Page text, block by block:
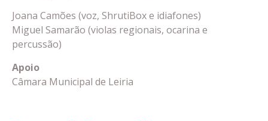
Joana Camões (voz, ShrutiBox e idiafones)
Miguel Samarão (violas regionais, ocarina e
percussão)
Apoio
Câmara Municipal de Leiria